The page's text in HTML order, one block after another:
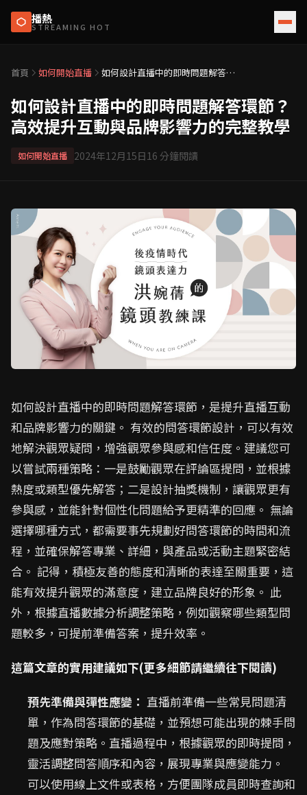
播熱
STREAMING HOT
首頁 如何開始直播
如何設計直播中的即時問題解答環
完整教學
如何設計直播中的即時問題解答環節？
高效提升互動與品牌影響力的完整教學
如何開始直播 2024年12月15日16 分鐘閱讀
如何設計直播中的即時問題解答環節，是提升直播互動
和品牌影響力的關鍵。 有效的問答環節設計，可以有效
地解決觀眾疑問，增強觀眾參與感和信任度。建議您可
以嘗試兩種策略：一是鼓勵觀眾在評論區提問，並根據
熱度或類型優先解答；二是設計抽獎機制，讓觀眾更有
參與感，並能針對個性化問題給予更精準的回應。 無論
選擇哪種方式，都需要事先規劃好問答環節的時間和流
程，並確保解答專業、詳細，與產品或活動主題緊密結
合。 記得，積極友善的態度和清晰的表達至關重要，這
能有效提升觀眾的滿意度，建立品牌良好的形象。 此
外，根據直播數據分析調整策略，例如觀察哪些類型問
題較多，可提前準備答案，提升效率。
這篇文章的實用建議如下(更多細節請繼續往下閱讀)
預先準備與彈性應變： 直播前準備一些常見問題清
單，作為問答環節的基礎，並預想可能出現的棘手問
題及應對策略。直播過程中，根據觀眾的即時提問，
靈活調整問答順序和內容，展現專業與應變能力。
可以使用線上文件或表格，方便團隊成員即時查詢和